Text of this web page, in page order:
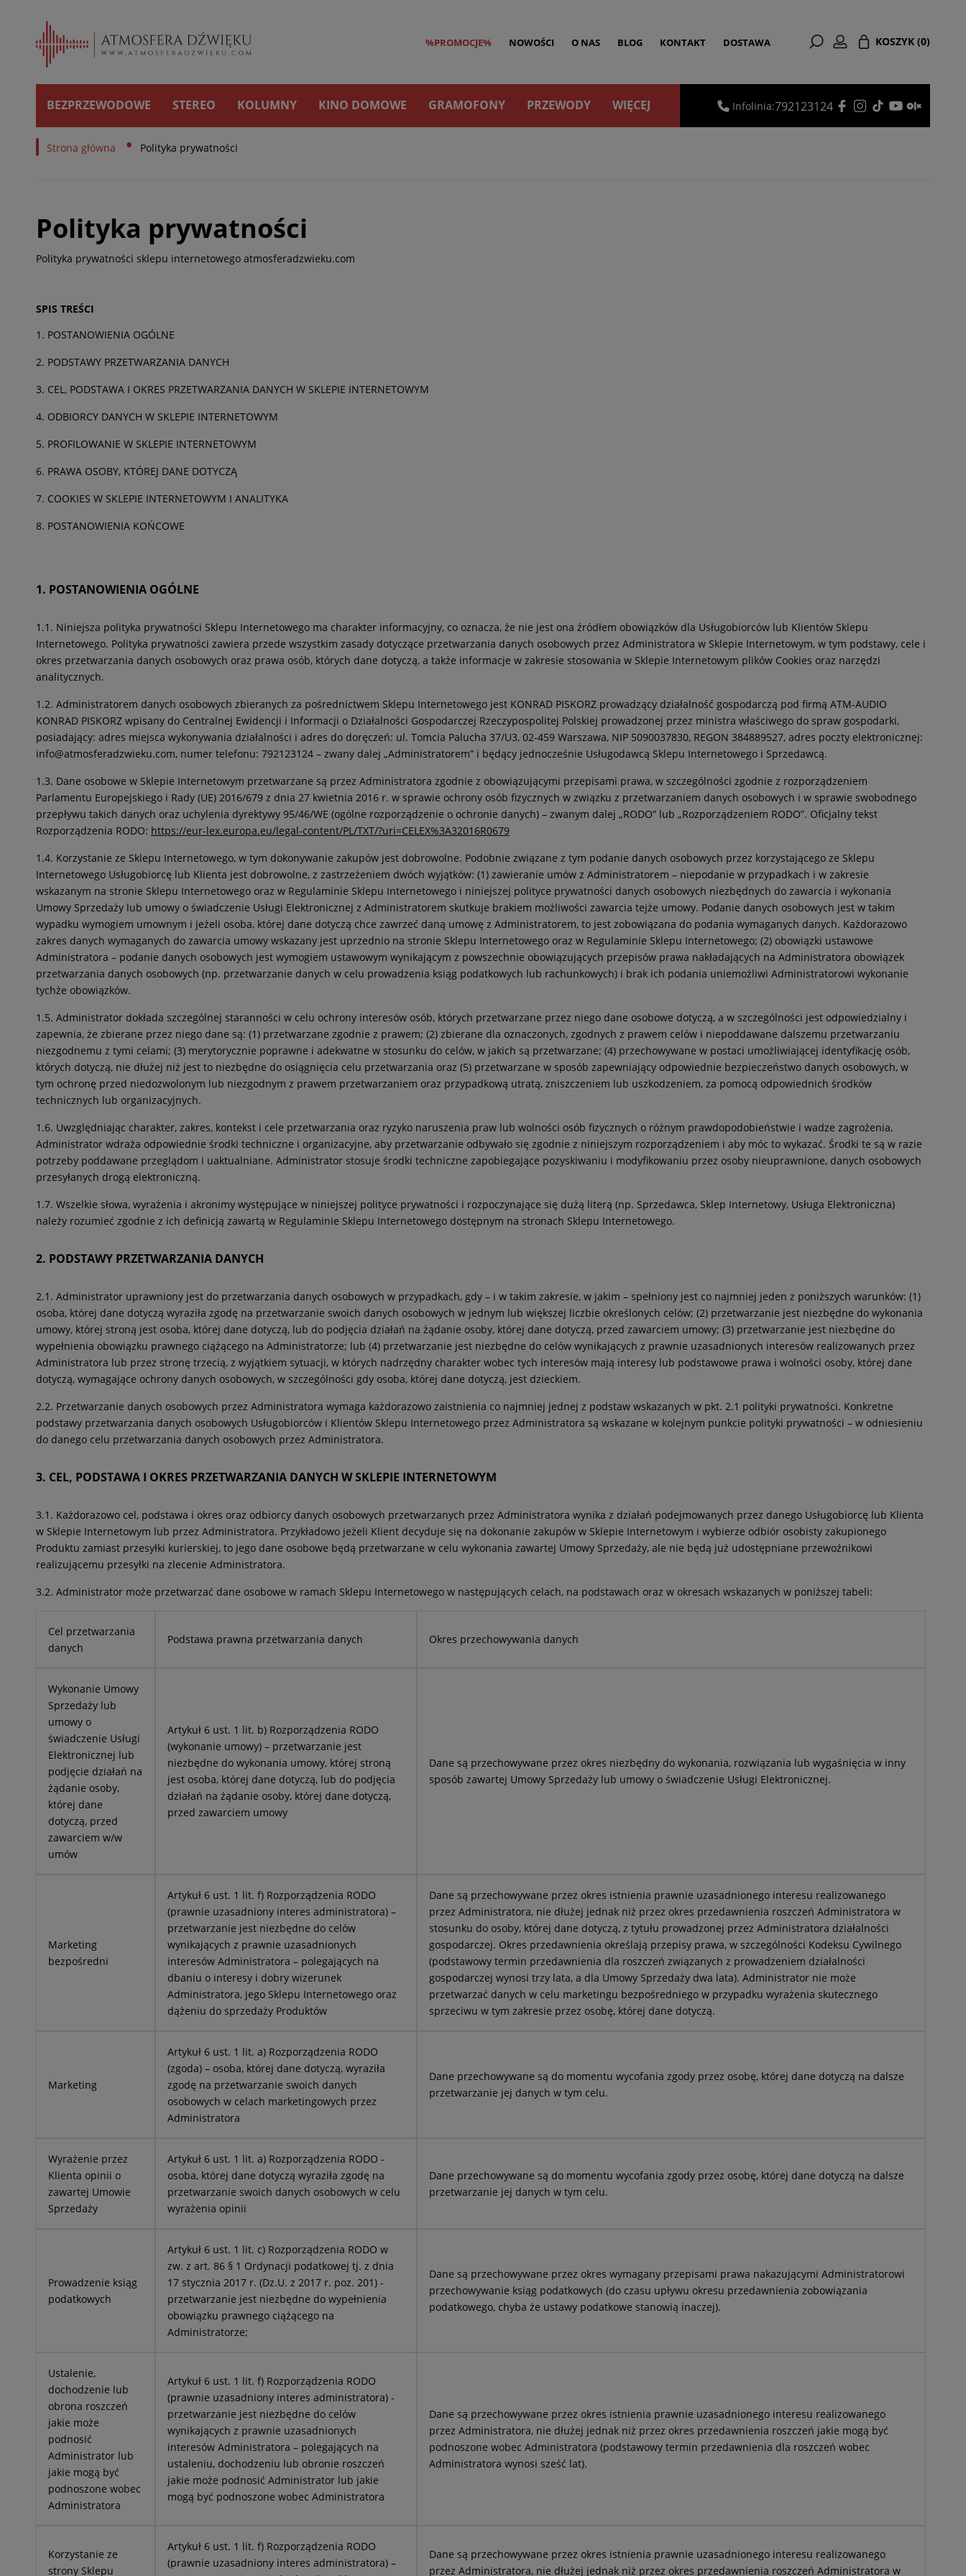
KOSZYK (0)
%PROMOCJE% NOWOŚCI O NAS BLOG KONTAKT DOSTAWA
BEZPRZEWODOWE STEREO KOLUMNY KINO DOMOWE GRAMOFONY PRZEWODY WIĘCEJ Infolinia:792123124
Strona główna • Polityka prywatności
Polityka prywatności
Polityka prywatności sklepu internetowego atmosferadzwieku.com
SPIS TREŚCI
1. POSTANOWIENIA OGÓLNE
2. PODSTAWY PRZETWARZANIA DANYCH
3. CEL, PODSTAWA I OKRES PRZETWARZANIA DANYCH W SKLEPIE INTERNETOWYM
4. ODBIORCY DANYCH W SKLEPIE INTERNETOWYM
5. PROFILOWANIE W SKLEPIE INTERNETOWYM
6. PRAWA OSOBY, KTÓREJ DANE DOTYCZĄ
7. COOKIES W SKLEPIE INTERNETOWYM I ANALITYKA
8. POSTANOWIENIA KOŃCOWE
1. POSTANOWIENIA OGÓLNE
1.1. Niniejsza polityka prywatności Sklepu Internetowego ma charakter informacyjny, co oznacza, że nie jest ona źródłem obowiązków dla Usługobiorców lub Klientów Sklepu
Internetowego. Polityka prywatności zawiera przede wszystkim zasady dotyczące przetwarzania danych osobowych przez Administratora w Sklepie Internetowym, w tym podstawy, cele i
okres przetwarzania danych osobowych oraz prawa osób, których dane dotyczą, a także informacje w zakresie stosowania w Sklepie Internetowym plików Cookies oraz narzędzi
analitycznych.
1.2. Administratorem danych osobowych zbieranych za pośrednictwem Sklepu Internetowego jest KONRAD PISKORZ prowadzący działalność gospodarczą pod firmą ATM-AUDIO
KONRAD PISKORZ wpisany do Centralnej Ewidencji i Informacji o Działalności Gospodarczej Rzeczypospolitej Polskiej prowadzonej przez ministra właściwego do spraw gospodarki,
posiadający: adres miejsca wykonywania działalności i adres do doręczeń: ul. Tomcia Palucha 37/U3, 02-459 Warszawa, NIP 5090037830, REGON 384889527, adres poczty elektronicznej:
info@atmosferadzwieku.com, numer telefonu: 792123124 – zwany dalej „Administratorem” i będący jednocześnie Usługodawcą Sklepu Internetowego i Sprzedawcą.
1.3. Dane osobowe w Sklepie Internetowym przetwarzane są przez Administratora zgodnie z obowiązującymi przepisami prawa, w szczególności zgodnie z rozporządzeniem
Parlamentu Europejskiego i Rady (UE) 2016/679 z dnia 27 kwietnia 2016 r. w sprawie ochrony osób fizycznych w związku z przetwarzaniem danych osobowych i w sprawie swobodnego
przepływu takich danych oraz uchylenia dyrektywy 95/46/WE (ogólne rozporządzenie o ochronie danych) – zwanym dalej „RODO” lub „Rozporządzeniem RODO”. Oficjalny tekst
Rozporządzenia RODO: https://eur-lex.europa.eu/legal-content/PL/TXT/?uri=CELEX%3A32016R0679
1.4. Korzystanie ze Sklepu Internetowego, w tym dokonywanie zakupów jest dobrowolne. Podobnie związane z tym podanie danych osobowych przez korzystającego ze Sklepu
Internetowego Usługobiorcę lub Klienta jest dobrowolne, z zastrzeżeniem dwóch wyjątków: (1) zawieranie umów z Administratorem – niepodanie w przypadkach i w zakresie
wskazanym na stronie Sklepu Internetowego oraz w Regulaminie Sklepu Internetowego i niniejszej polityce prywatności danych osobowych niezbędnych do zawarcia i wykonania
Umowy Sprzedaży lub umowy o świadczenie Usługi Elektronicznej z Administratorem skutkuje brakiem możliwości zawarcia tejże umowy. Podanie danych osobowych jest w takim
wypadku wymogiem umownym i jeżeli osoba, której dane dotyczą chce zawrzeć daną umowę z Administratorem, to jest zobowiązana do podania wymaganych danych. Każdorazowo
zakres danych wymaganych do zawarcia umowy wskazany jest uprzednio na stronie Sklepu Internetowego oraz w Regulaminie Sklepu Internetowego; (2) obowiązki ustawowe
Administratora – podanie danych osobowych jest wymogiem ustawowym wynikającym z powszechnie obowiązujących przepisów prawa nakładających na Administratora obowiązek
przetwarzania danych osobowych (np. przetwarzanie danych w celu prowadzenia ksiąg podatkowych lub rachunkowych) i brak ich podania uniemożliwi Administratorowi wykonanie
tychże obowiązków.
1.5. Administrator dokłada szczególnej staranności w celu ochrony interesów osób, których przetwarzane przez niego dane osobowe dotyczą, a w szczególności jest odpowiedzialny i
zapewnia, że zbierane przez niego dane są: (1) przetwarzane zgodnie z prawem; (2) zbierane dla oznaczonych, zgodnych z prawem celów i niepoddawane dalszemu przetwarzaniu
niezgodnemu z tymi celami; (3) merytorycznie poprawne i adekwatne w stosunku do celów, w jakich są przetwarzane; (4) przechowywane w postaci umożliwiającej identyfikację osób,
których dotyczą, nie dłużej niż jest to niezbędne do osiągnięcia celu przetwarzania oraz (5) przetwarzane w sposób zapewniający odpowiednie bezpieczeństwo danych osobowych, w
tym ochronę przed niedozwolonym lub niezgodnym z prawem przetwarzaniem oraz przypadkową utratą, zniszczeniem lub uszkodzeniem, za pomocą odpowiednich środków
technicznych lub organizacyjnych.
1.6. Uwzględniając charakter, zakres, kontekst i cele przetwarzania oraz ryzyko naruszenia praw lub wolności osób fizycznych o różnym prawdopodobieństwie i wadze zagrożenia,
Administrator wdraża odpowiednie środki techniczne i organizacyjne, aby przetwarzanie odbywało się zgodnie z niniejszym rozporządzeniem i aby móc to wykazać. Środki te są w razie
potrzeby poddawane przeglądom i uaktualniane. Administrator stosuje środki techniczne zapobiegające pozyskiwaniu i modyfikowaniu przez osoby nieuprawnione, danych osobowych
przesyłanych drogą elektroniczną.
1.7. Wszelkie słowa, wyrażenia i akronimy występujące w niniejszej polityce prywatności i rozpoczynające się dużą literą (np. Sprzedawca, Sklep Internetowy, Usługa Elektroniczna)
należy rozumieć zgodnie z ich definicją zawartą w Regulaminie Sklepu Internetowego dostępnym na stronach Sklepu Internetowego.
2. PODSTAWY PRZETWARZANIA DANYCH
2.1. Administrator uprawniony jest do przetwarzania danych osobowych w przypadkach, gdy – i w takim zakresie, w jakim – spełniony jest co najmniej jeden z poniższych warunków: (1)
osoba, której dane dotyczą wyraziła zgodę na przetwarzanie swoich danych osobowych w jednym lub większej liczbie określonych celów; (2) przetwarzanie jest niezbędne do wykonania
umowy, której stroną jest osoba, której dane dotyczą, lub do podjęcia działań na żądanie osoby, której dane dotyczą, przed zawarciem umowy; (3) przetwarzanie jest niezbędne do
wypełnienia obowiązku prawnego ciążącego na Administratorze; lub (4) przetwarzanie jest niezbędne do celów wynikających z prawnie uzasadnionych interesów realizowanych przez
Administratora lub przez stronę trzecią, z wyjątkiem sytuacji, w których nadrzędny charakter wobec tych interesów mają interesy lub podstawowe prawa i wolności osoby, której dane
dotyczą, wymagające ochrony danych osobowych, w szczególności gdy osoba, której dane dotyczą, jest dzieckiem.
2.2. Przetwarzanie danych osobowych przez Administratora wymaga każdorazowo zaistnienia co najmniej jednej z podstaw wskazanych w pkt. 2.1 polityki prywatności. Konkretne
podstawy przetwarzania danych osobowych Usługobiorców i Klientów Sklepu Internetowego przez Administratora są wskazane w kolejnym punkcie polityki prywatności – w odniesieniu
do danego celu przetwarzania danych osobowych przez Administratora.
3. CEL, PODSTAWA I OKRES PRZETWARZANIA DANYCH W SKLEPIE INTERNETOWYM
3.1. Każdorazowo cel, podstawa i okres oraz odbiorcy danych osobowych przetwarzanych przez Administratora wynika z działań podejmowanych przez danego Usługobiorcę lub Klienta
w Sklepie Internetowym lub przez Administratora. Przykładowo jeżeli Klient decyduje się na dokonanie zakupów w Sklepie Internetowym i wybierze odbiór osobisty zakupionego
Produktu zamiast przesyłki kurierskiej, to jego dane osobowe będą przetwarzane w celu wykonania zawartej Umowy Sprzedaży, ale nie będą już udostępniane przewoźnikowi
realizującemu przesyłki na zlecenie Administratora.
3.2. Administrator może przetwarzać dane osobowe w ramach Sklepu Internetowego w następujących celach, na podstawach oraz w okresach wskazanych w poniższej tabeli:
Cel przetwarzania
danych
Podstawa prawna przetwarzania danych Okres przechowywania danych
Wykonanie Umowy
Sprzedaży lub
umowy o
świadczenie Usługi
Elektronicznej lub
podjęcie działań na
żądanie osoby,
której dane
dotyczą, przed
zawarciem w/w
umów
Artykuł 6 ust. 1 lit. b) Rozporządzenia RODO
(wykonanie umowy) – przetwarzanie jest
niezbędne do wykonania umowy, której stroną
jest osoba, której dane dotyczą, lub do podjęcia
działań na żądanie osoby, której dane dotyczą,
przed zawarciem umowy
Dane są przechowywane przez okres niezbędny do wykonania, rozwiązania lub wygaśnięcia w inny
sposób zawartej Umowy Sprzedaży lub umowy o świadczenie Usługi Elektronicznej.
Marketing
bezpośredni
Artykuł 6 ust. 1 lit. f) Rozporządzenia RODO
(prawnie uzasadniony interes administratora) –
przetwarzanie jest niezbędne do celów
wynikających z prawnie uzasadnionych
interesów Administratora – polegających na
dbaniu o interesy i dobry wizerunek
Administratora, jego Sklepu Internetowego oraz
dążeniu do sprzedaży Produktów
Dane są przechowywane przez okres istnienia prawnie uzasadnionego interesu realizowanego
przez Administratora, nie dłużej jednak niż przez okres przedawnienia roszczeń Administratora w
stosunku do osoby, której dane dotyczą, z tytułu prowadzonej przez Administratora działalności
gospodarczej. Okres przedawnienia określają przepisy prawa, w szczególności Kodeksu Cywilnego
(podstawowy termin przedawnienia dla roszczeń związanych z prowadzeniem działalności
gospodarczej wynosi trzy lata, a dla Umowy Sprzedaży dwa lata). Administrator nie może
przetwarzać danych w celu marketingu bezpośredniego w przypadku wyrażenia skutecznego
sprzeciwu w tym zakresie przez osobę, której dane dotyczą.
Marketing
Artykuł 6 ust. 1 lit. a) Rozporządzenia RODO
(zgoda) – osoba, której dane dotyczą, wyraziła
zgodę na przetwarzanie swoich danych
osobowych w celach marketingowych przez
Administratora
Dane przechowywane są do momentu wycofania zgody przez osobę, której dane dotyczą na dalsze
przetwarzanie jej danych w tym celu.
Wyrażenie przez
Klienta opinii o
zawartej Umowie
Sprzedaży
Artykuł 6 ust. 1 lit. a) Rozporządzenia RODO -
osoba, której dane dotyczą wyraziła zgodę na
przetwarzanie swoich danych osobowych w celu
wyrażenia opinii
Dane przechowywane są do momentu wycofania zgody przez osobę, której dane dotyczą na dalsze
przetwarzanie jej danych w tym celu.
Prowadzenie ksiąg
podatkowych
Artykuł 6 ust. 1 lit. c) Rozporządzenia RODO w
zw. z art. 86 § 1 Ordynacji podatkowej tj. z dnia
17 stycznia 2017 r. (Dz.U. z 2017 r. poz. 201) -
przetwarzanie jest niezbędne do wypełnienia
obowiązku prawnego ciążącego na
Administratorze;
Dane są przechowywane przez okres wymagany przepisami prawa nakazującymi Administratorowi
przechowywanie ksiąg podatkowych (do czasu upływu okresu przedawnienia zobowiązania
podatkowego, chyba że ustawy podatkowe stanowią inaczej).
Ustalenie,
dochodzenie lub
obrona roszczeń
jakie może
podnosić
Administrator lub
jakie mogą być
podnoszone wobec
Administratora
Artykuł 6 ust. 1 lit. f) Rozporządzenia RODO
(prawnie uzasadniony interes administratora) -
przetwarzanie jest niezbędne do celów
wynikających z prawnie uzasadnionych
interesów Administratora – polegających na
ustaleniu, dochodzeniu lub obronie roszczeń
jakie może podnosić Administrator lub jakie
mogą być podnoszone wobec Administratora
Dane są przechowywane przez okres istnienia prawnie uzasadnionego interesu realizowanego
przez Administratora, nie dłużej jednak niż przez okres przedawnienia roszczeń jakie mogą być
podnoszone wobec Administratora (podstawowy termin przedawnienia dla roszczeń wobec
Administratora wynosi sześć lat).
Korzystanie ze
strony Sklepu
Artykuł 6 ust. 1 lit. f) Rozporządzenia RODO
(prawnie uzasadniony interes administratora) –
Dane są przechowywane przez okres istnienia prawnie uzasadnionego interesu realizowanego
przez Administratora, nie dłużej jednak niż przez okres przedawnienia roszczeń Administratora w